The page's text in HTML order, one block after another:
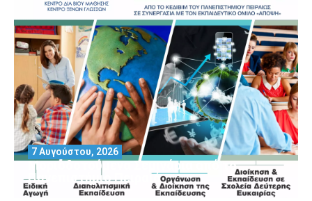
Μοριοδοτούμενα Σεμινάρια από το
Πανεπιστήμιο Πειραιά
7 Αυγούστου, 2026